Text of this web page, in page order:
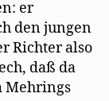
er
den jungen
Richter also
daß da
Mehrings